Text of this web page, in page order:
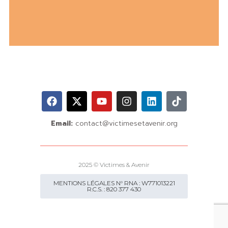
Email:contact@victimesetavenir.org
2025 © Victimes & Avenir
MENTIONS LÉGALES N° RNA : W771013221
R.C.S. : 820 377 430